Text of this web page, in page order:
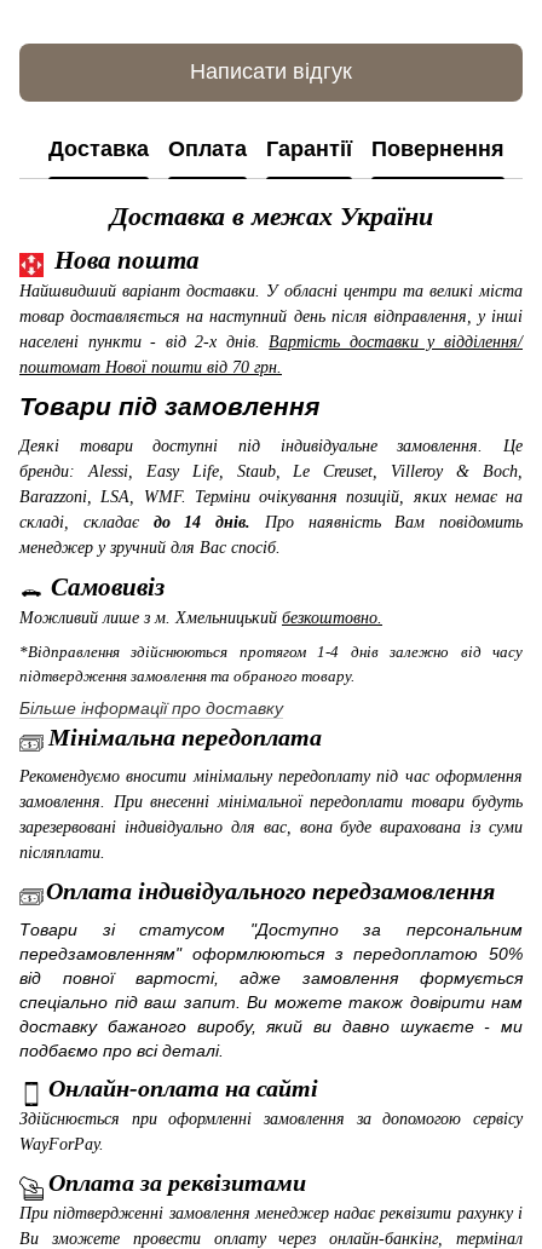
Написати відгук
Доставка Оплата Гарантії Повернення
Доставка в межах України
Нова пошта
Найшвидший варіант доставки. У обласні центри та великі міста
товар доставляється на наступний день після відправлення, у інші
населені пункти - від 2-х днів. Вартість доставки у відділення/
поштомат Нової пошти від 70 грн.
Товари під замовлення
Деякі товари доступні під індивідуальне замовлення. Це
бренди: Alessi, Easy Life, Staub, Le Creuset, Villeroy & Boch,
Barazzoni, LSA, WMF. Терміни очікування позицій, яких немає на
складі, складає до 14 днів. Про наявність Вам повідомить
менеджер у зручний для Вас спосіб.
Самовивіз
Можливий лише з м. Хмельницький безкоштовно.
*Відправлення здійснюються протягом 1-4 днів залежно від часу
підтвердження замовлення та обраного товару.
Більше інформації про доставку
Мінімальна передоплата
Рекомендуємо вносити мінімальну передоплату під час оформлення
замовлення. При внесенні мінімальної передоплати товари будуть
зарезервовані індивідуально для вас, вона буде вирахована із суми
післяплати.
Оплата індивідуального передзамовлення
Товари зі статусом "Доступно за персональним
передзамовленням" оформлюються з передоплатою 50%
від повної вартості, адже замовлення формується
спеціально під ваш запит. Ви можете також довірити нам
доставку бажаного виробу, який ви давно шукаєте - ми
подбаємо про всі деталі.
Онлайн-оплата на сайті
Здійснюється при оформленні замовлення за допомогою сервісу
WayForPay.
Оплата за реквізитами
При підтвердженні замовлення менеджер надає реквізити рахунку і
Ви зможете провести оплату через онлайн-банкінг, термінал